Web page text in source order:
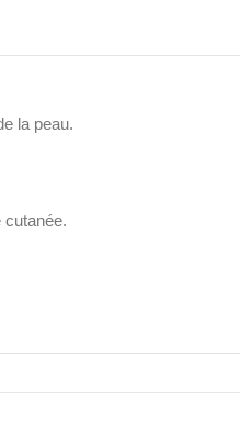
la peau.
cutanée.